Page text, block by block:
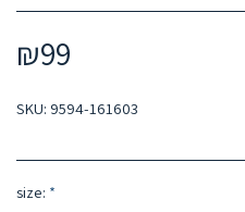
₪99
SKU: 9594-161603
size: *